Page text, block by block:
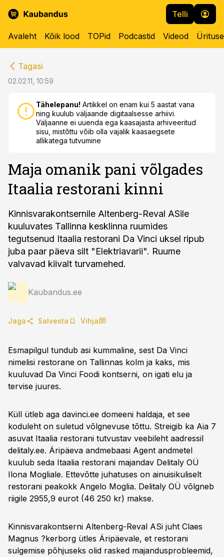
Telli
Avaleht Kõik lood TOPid Podcastid Videod
Tagasi
02.02.11, 10:59
Tähelepanu! Artikkel on enam kui 5 aastat vana
ning kuulub väljaande digitaalsesse arhiivi.
Väljaanne ei uuenda ega kaasajasta arhiveeritud
sisu, mistõttu võib olla vajalik kaasaegsete
allikatega tutvumine
Maja omanik pani võlgades
Itaalia restorani kinni
Kinnisvarakontsernile Altenberg-Reval ASile
kuuluvates Tallinna kesklinna ruumides
tegutsenud Itaalia restorani Da Vinci uksel ripub
juba paar päeva silt "Elektriavarii". Ruume
valvavad kiivalt turvamehed.
Kaubandus.ee
Jaga Salvesta Vihja
Esmapilgul tundub asi kummaline, sest Da Vinci
nimelisi restorane on Tallinnas kolm ja kaks, mis
kuuluvad Da Vinci Foodi kontserni, on igati elu ja
tervise juures.
Küll ütleb aga davinci.ee domeeni haldaja, et see
koduleht on suletud võlgnevuse tõttu. Streigib ka Aia 7
asuvat Itaalia restorani tutvustav veebileht aadressil
delitaly.ee. Äripäeva andmebaasi Agent andmetel
kuulub seda Itaalia restorani majandav Delitaly OÜ
Ilona Mogliale. Ettevõtte juhatuses on ainuisikuliselt
restorani peakokk Angelo Moglia. Delitaly OÜ võlgneb
riigile 2955,9 eurot (46 250 kr) makse.
Kinnisvarakontserni Altenberg-Reval ASi juht Claes
Magnus ?kerborg ütles Äripäevale, et restorani
sulgemise põhjuseks olid rasked majandusprobleemid,